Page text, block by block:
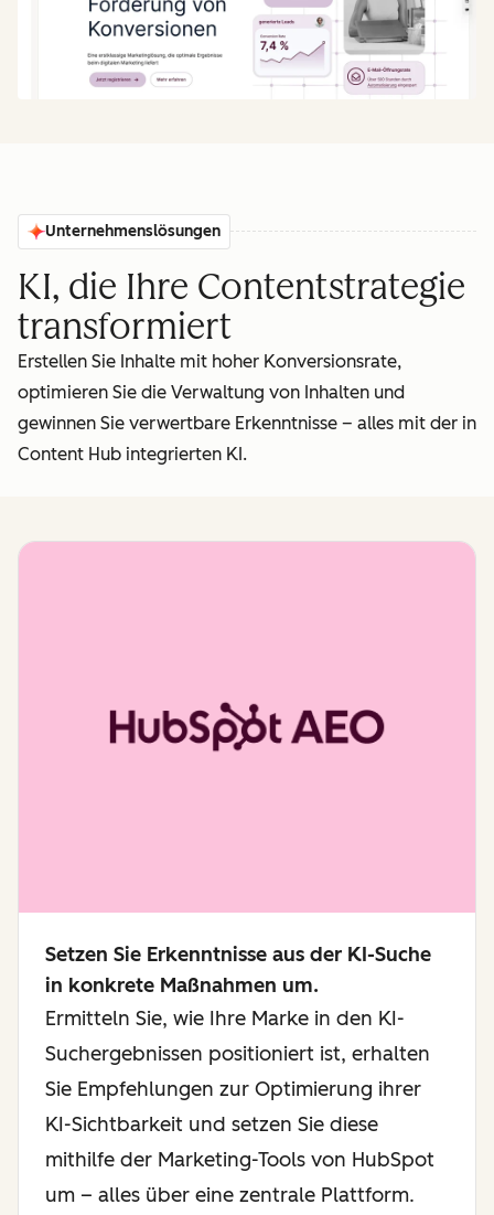
Unternehmenslösungen
KI, die Ihre Contentstrategie
transformiert
Erstellen Sie Inhalte mit hoher Konversionsrate,
optimieren Sie die Verwaltung von Inhalten und
gewinnen Sie verwertbare Erkenntnisse – alles mit der in
Content Hub integrierten KI.
Setzen Sie Erkenntnisse aus der KI-Suche
in konkrete Maßnahmen um.
Ermitteln Sie, wie Ihre Marke in den KI-
Suchergebnissen positioniert ist, erhalten
Sie Empfehlungen zur Optimierung ihrer
KI-Sichtbarkeit und setzen Sie diese
mithilfe der Marketing-Tools von HubSpot
um – alles über eine zentrale Plattform.